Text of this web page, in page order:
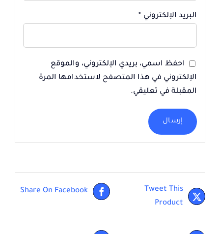
البريد الإلكتروني *
احفظ اسمي، بريدي الإلكتروني، والموقع
الإلكتروني في هذا المتصفح لاستخدامها المرة
المقبلة في تعليقي.
Share On Facebook
Tweet This
Product